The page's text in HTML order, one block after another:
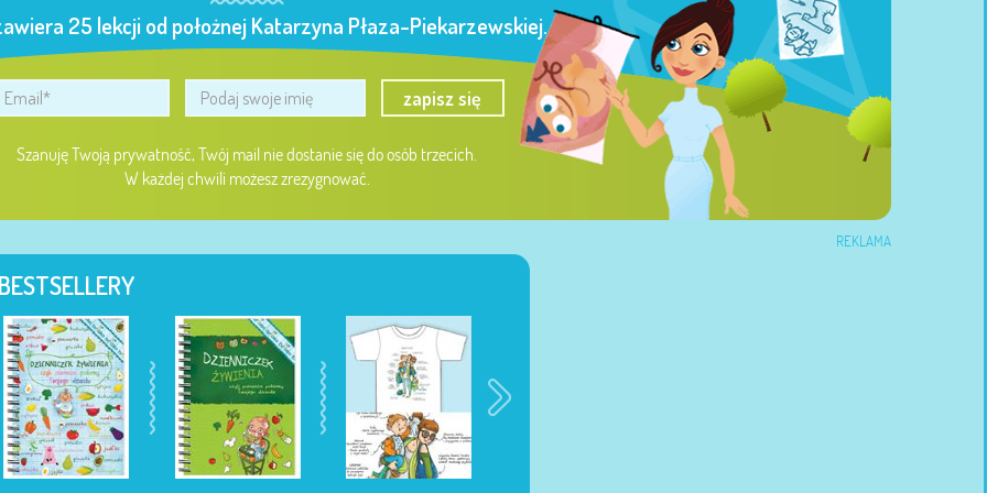
25 lekcji od położnej Katarzyna Płaza-Piekarzewskiej.
zapisz się
Szanuję Twoją prywatność, Twój mail nie dostanie się do osób trzecich.
W każdej chwili możesz zrezygnować.
REKLAMA